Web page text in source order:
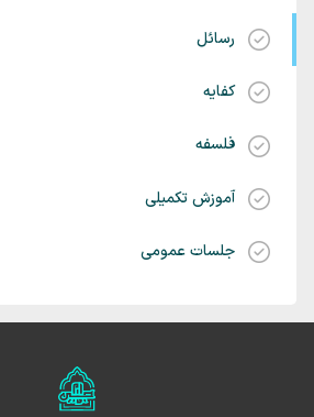
رسائل
کفایه
فلسفه
آموزش تکمیلی
جلسات عمومی